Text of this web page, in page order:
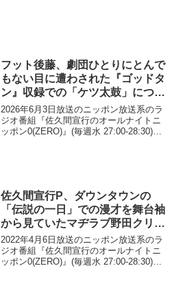
フット後藤、劇団ひとりにとんで
もない目に遭わされた『ゴッドタ
ン』収録での「ケツ太鼓」につい
て語る「曲鳴ったら俺がズボン脱
がされて…」
2026年6月3日放送のニッポン放送系のラ
ジオ番組『佐久間宣行のオールナイトニ
ッポン0(ZERO)』(毎週水 27:00-28:30)に
佐久間宣行P、ダウンタウンの
「伝説の一日」での漫才を舞台袖
から見ていたマヂラブ野田クリス
タルやオズワルド伊藤らの心酔し
たツイートに驚き「漫才に酔っ払
ってる」
2022年4月6日放送のニッポン放送系のラ
ジオ番組『佐久間宣行のオールナイトニ
ッポン0(ZERO)』(毎週水 27:00-28:30)に